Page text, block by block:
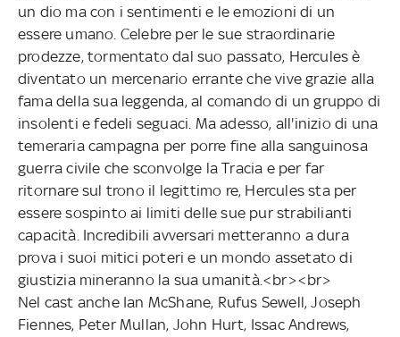
un dio ma con i sentimenti e le emozioni di un
essere umano. Celebre per le sue straordinarie
prodezze, tormentato dal suo passato, Hercules è
diventato un mercenario errante che vive grazie alla
fama della sua leggenda, al comando di un gruppo di
insolenti e fedeli seguaci. Ma adesso, all'inizio di una
temeraria campagna per porre fine alla sanguinosa
guerra civile che sconvolge la Tracia e per far
ritornare sul trono il legittimo re, Hercules sta per
essere sospinto ai limiti delle sue pur strabilianti
capacità. Incredibili avversari metteranno a dura
prova i suoi mitici poteri e un mondo assetato di
giustizia mineranno la sua umanità.<br><br>
Nel cast anche Ian McShane, Rufus Sewell, Joseph
Fiennes, Peter Mullan, John Hurt, Issac Andrews,